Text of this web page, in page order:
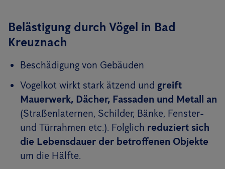
Belästigung durch Vögel in Bad
Kreuznach
Beschädigung von Gebäuden
Vogelkot wirkt stark ätzend und greift
Mauerwerk, Dächer, Fassaden und Metall an
(Straßenlaternen, Schilder, Bänke, Fenster-
und Türrahmen etc.). Folglich reduziert sich
die Lebensdauer der betroffenen Objekte
um die Hälfte.